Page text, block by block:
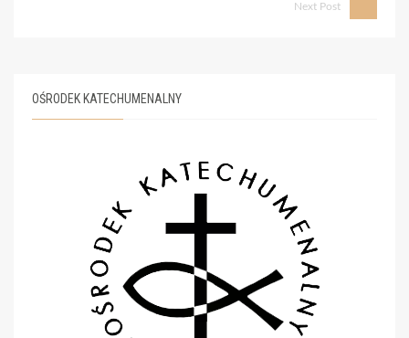
Next Post
OŚRODEK KATECHUMENALNY